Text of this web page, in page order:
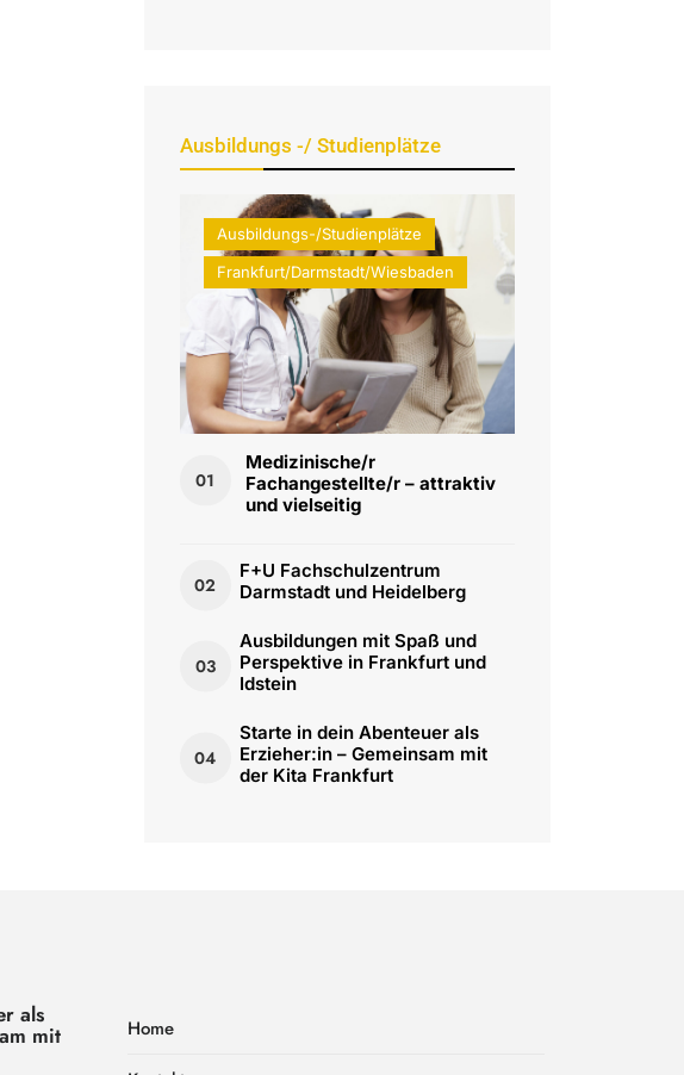
Ausbildungs -/ Studienplätze
Ausbildungs-/Studienplätze
Frankfurt/Darmstadt/Wiesbaden
01
Medizinische/r
Fachangestellte/r – attraktiv
und vielseitig
02
F+U Fachschulzentrum
Darmstadt und Heidelberg
03
Ausbildungen mit Spaß und
Perspektive in Frankfurt und
Idstein
04
Starte in dein Abenteuer als
Erzieher:in – Gemeinsam mit
der Kita Frankfurt
als
mit
Home